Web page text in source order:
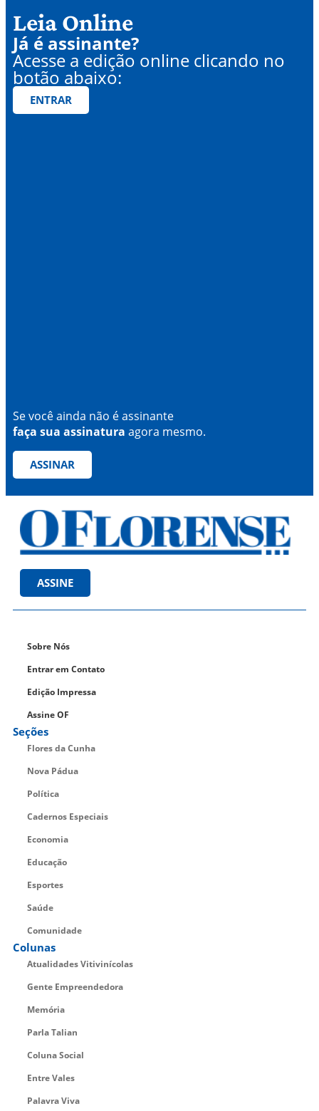
Leia Online
Já é assinante?
Acesse a edição online clicando no
botão abaixo:
ENTRAR
Se você ainda não é assinante
faça sua assinatura agora mesmo.
ASSINAR
ASSINE
Sobre Nós
Entrar em Contato
Edição Impressa
Assine OF
Seções
Flores da Cunha
Nova Pádua
Política
Cadernos Especiais
Economia
Educação
Esportes
Saúde
Comunidade
Colunas
Atualidades Vitivinícolas
Gente Empreendedora
Memória
Parla Talian
Coluna Social
Entre Vales
Palavra Viva